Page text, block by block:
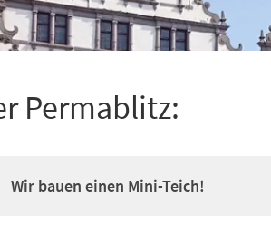
Permablitz:
Wir bauen einen Mini-Teich!